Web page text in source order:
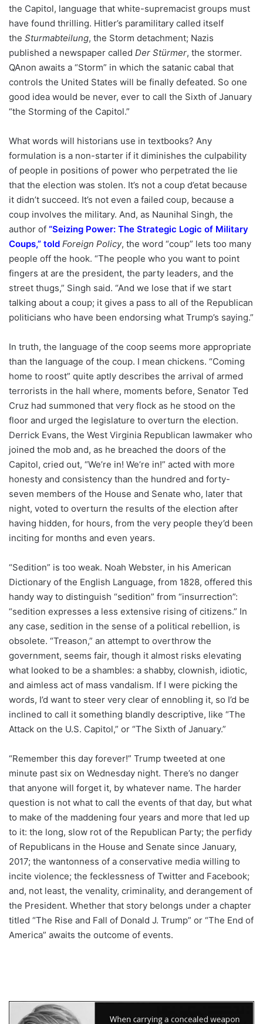
the Capitol, language that white-supremacist groups must
have found thrilling. Hitler’s paramilitary called itself
the Sturmabteilung, the Storm detachment; Nazis
published a newspaper called Der Stürmer, the stormer.
QAnon awaits a “Storm” in which the satanic cabal that
controls the United States will be finally defeated. So one
good idea would be never, ever to call the Sixth of January
“the Storming of the Capitol.”
What words will historians use in textbooks? Any
formulation is a non-starter if it diminishes the culpability
of people in positions of power who perpetrated the lie
that the election was stolen. It’s not a coup d’etat because
it didn’t succeed. It’s not even a failed coup, because a
coup involves the military. And, as Naunihal Singh, the
author of “Seizing Power: The Strategic Logic of Military
Coups,” told Foreign Policy, the word “coup” lets too many
people off the hook. “The people who you want to point
fingers at are the president, the party leaders, and the
street thugs,” Singh said. “And we lose that if we start
talking about a coup; it gives a pass to all of the Republican
politicians who have been endorsing what Trump’s saying.”
In truth, the language of the coop seems more appropriate
than the language of the coup. I mean chickens. “Coming
home to roost” quite aptly describes the arrival of armed
terrorists in the hall where, moments before, Senator Ted
Cruz had summoned that very flock as he stood on the
floor and urged the legislature to overturn the election.
Derrick Evans, the West Virginia Republican lawmaker who
joined the mob and, as he breached the doors of the
Capitol, cried out, “We’re in! We’re in!” acted with more
honesty and consistency than the hundred and forty-
seven members of the House and Senate who, later that
night, voted to overturn the results of the election after
having hidden, for hours, from the very people they’d been
inciting for months and even years.
“Sedition” is too weak. Noah Webster, in his American
Dictionary of the English Language, from 1828, offered this
handy way to distinguish “sedition” from “insurrection”:
“sedition expresses a less extensive rising of citizens.” In
any case, sedition in the sense of a political rebellion, is
obsolete. “Treason,” an attempt to overthrow the
government, seems fair, though it almost risks elevating
what looked to be a shambles: a shabby, clownish, idiotic,
and aimless act of mass vandalism. If I were picking the
words, I’d want to steer very clear of ennobling it, so I’d be
inclined to call it something blandly descriptive, like “The
Attack on the U.S. Capitol,” or “The Sixth of January.”
“Remember this day forever!” Trump tweeted at one
minute past six on Wednesday night. There’s no danger
that anyone will forget it, by whatever name. The harder
question is not what to call the events of that day, but what
to make of the maddening four years and more that led up
to it: the long, slow rot of the Republican Party; the perfidy
of Republicans in the House and Senate since January,
2017; the wantonness of a conservative media willing to
incite violence; the fecklessness of Twitter and Facebook;
and, not least, the venality, criminality, and derangement of
the President. Whether that story belongs under a chapter
titled “The Rise and Fall of Donald J. Trump” or “The End of
America” awaits the outcome of events.